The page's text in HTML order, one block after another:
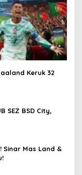
Keruk 32
SEZ BSD City,
Sinar Mas Land &